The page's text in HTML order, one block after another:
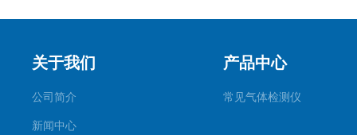
关于我们
公司简介
新闻中心
产品中心
常见气体检测仪